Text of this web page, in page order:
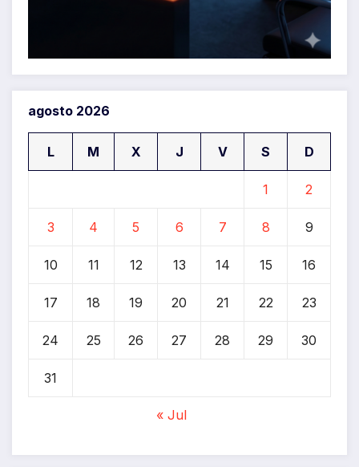
agosto 2026
L M X J V S D
1 2
3 4 5 6 7 8 9
10 11 12 13 14 15 16
17 18 19 20 21 22 23
24 25 26 27 28 29 30
31
« Jul